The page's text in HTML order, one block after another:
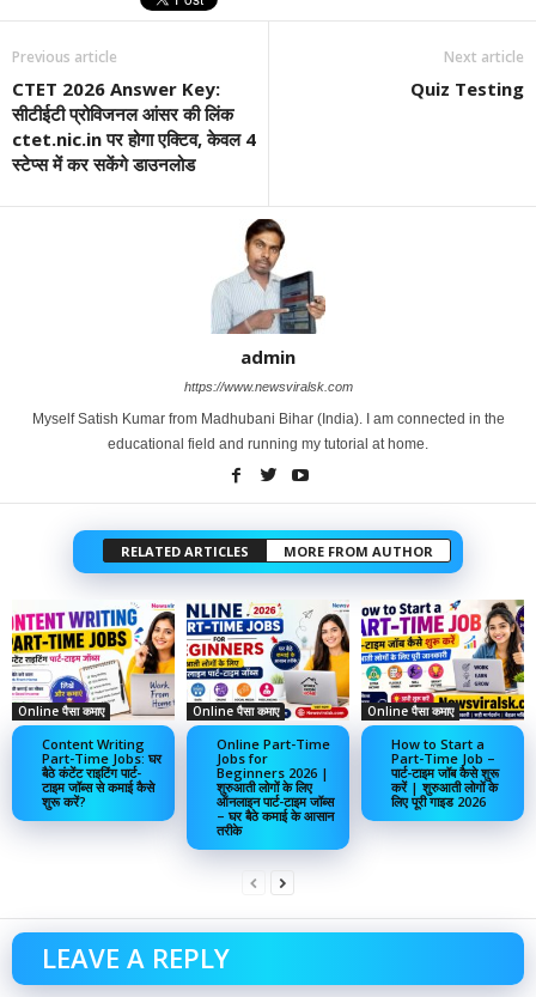
Previous article
CTET 2026 Answer Key:
सीटीईटी प्रोविजनल आंसर की लिंक
ctet.nic.in पर होगा एक्टिव, केवल 4
स्टेप्स में कर सकेंगे डाउनलोड
Next article
Quiz Testing
admin
https://www.newsviralsk.com
Myself Satish Kumar from Madhubani Bihar (India). I am connected in the
educational field and running my tutorial at home.
RELATED ARTICLES MORE FROM AUTHOR
Online पैसा कमाए
Content Writing
Part-Time Jobs: घर
बैठे कंटेंट राइटिंग पार्ट-
टाइम जॉब्स से कमाई कैसे
शुरू करें?
Online पैसा कमाए
Online Part-Time
Jobs for
Beginners 2026 |
शुरुआती लोगों के लिए
ऑनलाइन पार्ट-टाइम जॉब्स
– घर बैठे कमाई के आसान
तरीके
Online पैसा कमाए
How to Start a
Part-Time Job –
पार्ट-टाइम जॉब कैसे शुरू
करें | शुरुआती लोगों के
लिए पूरी गाइड 2026
LEAVE A REPLY